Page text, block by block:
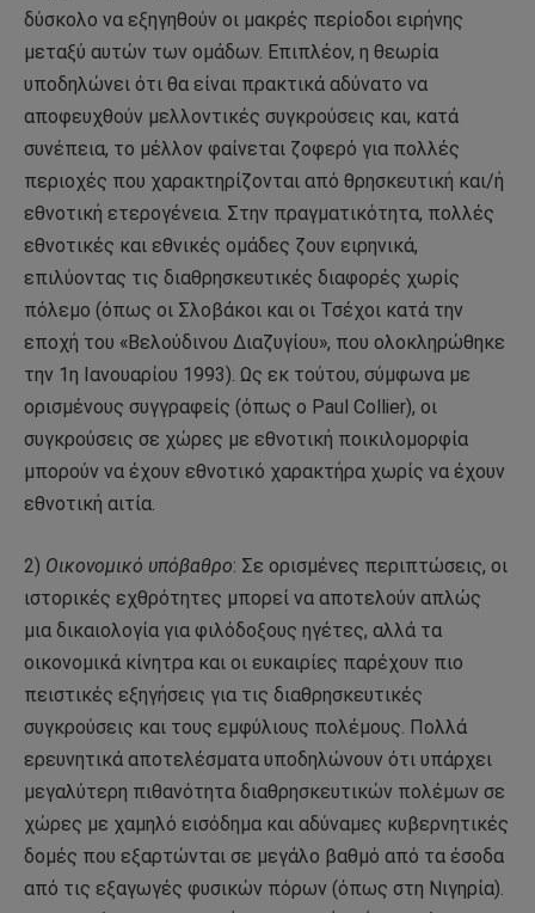
δύσκολο να εξηγηθούν οι μακρές περίοδοι ειρήνης
μεταξύ αυτών των ομάδων. Επιπλέον, η θεωρία
υποδηλώνει ότι θα είναι πρακτικά αδύνατο να
αποφευχθούν μελλοντικές συγκρούσεις και, κατά
συνέπεια, το μέλλον φαίνεται ζοφερό για πολλές
περιοχές που χαρακτηρίζονται από θρησκευτική και/ή
εθνοτική ετερογένεια. Στην πραγματικότητα, πολλές
εθνοτικές και εθνικές ομάδες ζουν ειρηνικά,
επιλύοντας τις διαθρησκευτικές διαφορές χωρίς
πόλεμο (όπως οι Σλοβάκοι και οι Τσέχοι κατά την
εποχή του «Βελούδινου Διαζυγίου», που ολοκληρώθηκε
την 1η Ιανουαρίου 1993). Ως εκ τούτου, σύμφωνα με
ορισμένους συγγραφείς (όπως ο Paul Collier), οι
συγκρούσεις σε χώρες με εθνοτική ποικιλομορφία
μπορούν να έχουν εθνοτικό χαρακτήρα χωρίς να έχουν
εθνοτική αιτία.
2) Οικονομικό υπόβαθρο: Σε ορισμένες περιπτώσεις, οι
ιστορικές εχθρότητες μπορεί να αποτελούν απλώς
μια δικαιολογία για φιλόδοξους ηγέτες, αλλά τα
οικονομικά κίνητρα και οι ευκαιρίες παρέχουν πιο
πειστικές εξηγήσεις για τις διαθρησκευτικές
συγκρούσεις και τους εμφύλιους πολέμους. Πολλά
ερευνητικά αποτελέσματα υποδηλώνουν ότι υπάρχει
μεγαλύτερη πιθανότητα διαθρησκευτικών πολέμων σε
χώρες με χαμηλό εισόδημα και αδύναμες κυβερνητικές
δομές που εξαρτώνται σε μεγάλο βαθμό από τα έσοδα
από τις εξαγωγές φυσικών πόρων (όπως στη Νιγηρία).